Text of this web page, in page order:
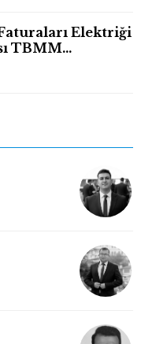
Elektriği
TBMM